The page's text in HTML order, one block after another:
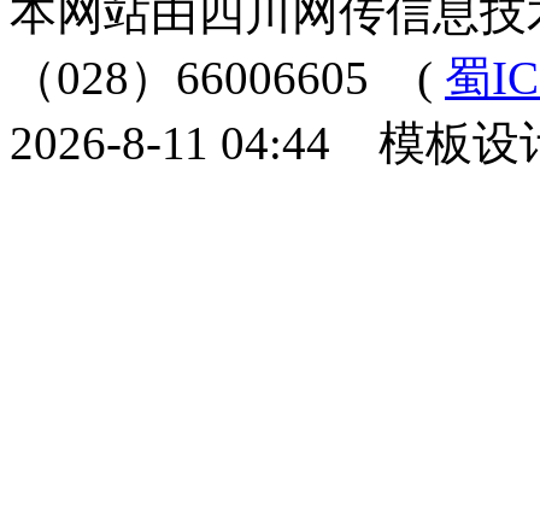
本网站由四川网传信息
（028）66006605
( 蜀
2026-8-11 04:44 模板